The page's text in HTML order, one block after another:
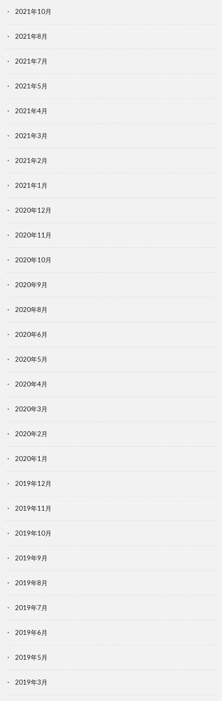
2021年10月
2021年8月
2021年7月
2021年5月
2021年4月
2021年3月
2021年2月
2021年1月
2020年12月
2020年11月
2020年10月
2020年9月
2020年8月
2020年6月
2020年5月
2020年4月
2020年3月
2020年2月
2020年1月
2019年12月
2019年11月
2019年10月
2019年9月
2019年8月
2019年7月
2019年6月
2019年5月
2019年3月